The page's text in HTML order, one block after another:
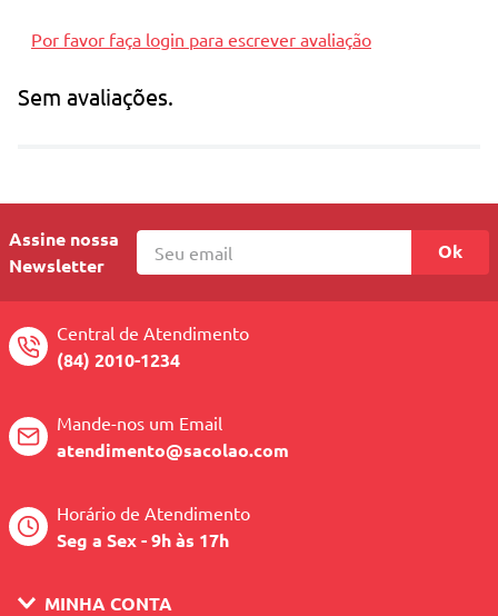
Por favor faça login para escrever avaliação
Sem avaliações.
Assine nossa
Newsletter
Ok
Central de Atendimento
(84) 2010-1234
Mande-nos um Email
atendimento@sacolao.com
Horário de Atendimento
Seg a Sex - 9h às 17h
MINHA CONTA